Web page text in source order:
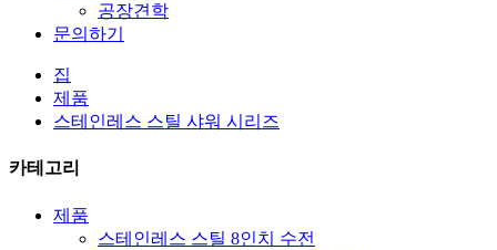
공장견학
문의하기
집
제품
스테인레스 스틸 샤워 시리즈
카테고리
제품
스테인레스 스틸 8인치 수전